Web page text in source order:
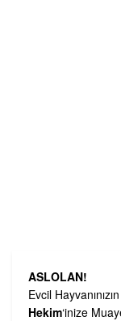
ASLOLAN!
Evcil
Hekim‘inize